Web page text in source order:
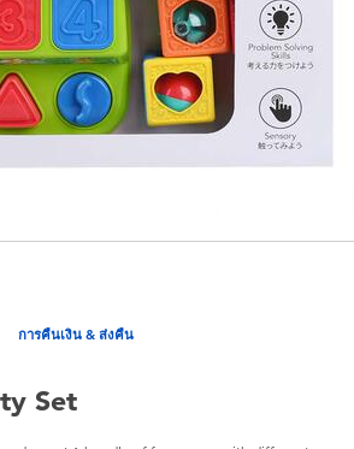
การคืนเงิน & ส่งคืน
Set